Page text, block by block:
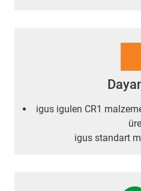
igus igulen CR1
igus standart